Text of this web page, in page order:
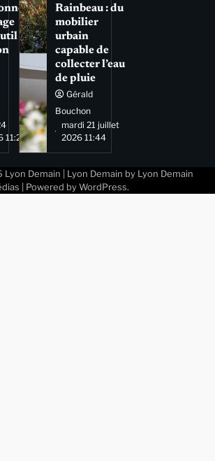
11:29
Rainbeau : du
mobilier
urbain
capable de
collecter l’eau
de pluie
Gérald
Bouchon
mardi 21 juillet
2026 11:44
Lyon Demain | Lyon Demain by Lyon Demain
| Powered by WordPress.